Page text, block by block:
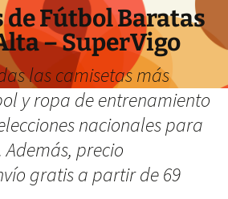
de Fútbol Baratas
– SuperVigo
las camisetas más
y ropa de entrenamiento
nacionales para
precio
gratis a partir de 69